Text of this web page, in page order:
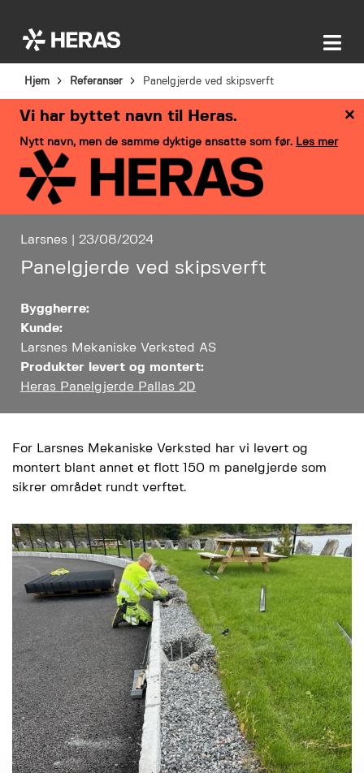
Hjem Referanser Panelgjerde ved skipsverft
×
Vi har byttet navn til Heras.
Nytt navn, men de samme dyktige ansatte som før. Les mer
Larsnes | 23/08/2024
Panelgjerde ved skipsverft
Byggherre:
Kunde:
Larsnes Mekaniske Verksted AS
Produkter levert og montert:
Heras Panelgjerde Pallas 2D
For Larsnes Mekaniske Verksted har vi levert og
montert blant annet et flott 150 m panelgjerde som
sikrer området rundt verftet.